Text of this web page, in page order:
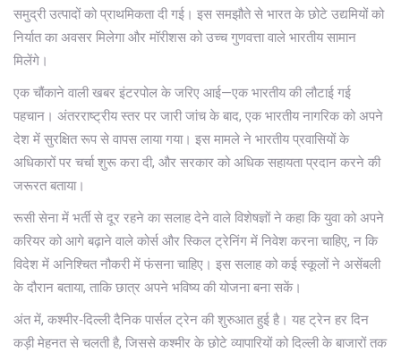
समुद्री उत्पादों को प्राथमिकता दी गई। इस समझौते से भारत के छोटे उद्यमियों को
निर्यात का अवसर मिलेगा और मॉरीशस को उच्च गुणवत्ता वाले भारतीय सामान
मिलेंगे।
एक चौंकाने वाली खबर इंटरपोल के जरिए आई—एक भारतीय की लौटाई गई
पहचान। अंतरराष्ट्रीय स्तर पर जारी जांच के बाद, एक भारतीय नागरिक को अपने
देश में सुरक्षित रूप से वापस लाया गया। इस मामले ने भारतीय प्रवासियों के
अधिकारों पर चर्चा शुरू करा दी, और सरकार को अधिक सहायता प्रदान करने की
जरूरत बताया।
रूसी सेना में भर्ती से दूर रहने का सलाह देने वाले विशेषज्ञों ने कहा कि युवा को अपने
करियर को आगे बढ़ाने वाले कोर्स और स्किल ट्रेनिंग में निवेश करना चाहिए, न कि
विदेश में अनिश्चित नौकरी में फंसना चाहिए। इस सलाह को कई स्कूलों ने असेंबली
के दौरान बताया, ताकि छात्र अपने भविष्य की योजना बना सकें।
अंत में, कश्मीर‑दिल्ली दैनिक पार्सल ट्रेन की शुरुआत हुई है। यह ट्रेन हर दिन
कड़ी मेहनत से चलती है, जिससे कश्मीर के छोटे व्यापारियों को दिल्ली के बाजारों तक